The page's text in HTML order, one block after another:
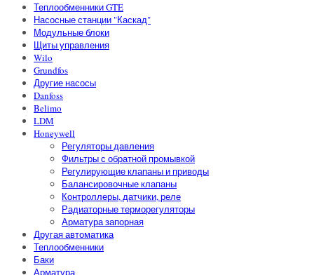
Теплообменники GTE
Насосные станции "Каскад"
Модульные блоки
Щиты управления
Wilo
Grundfos
Другие насосы
Danfoss
Belimo
LDM
Honeywell
Регуляторы давления
Фильтры с обратной промывкой
Регулирующие клапаны и приводы
Балансировочные клапаны
Контроллеры, датчики, реле
Радиаторные терморегуляторы
Арматура запорная
Другая автоматика
Теплообменники
Баки
Арматура